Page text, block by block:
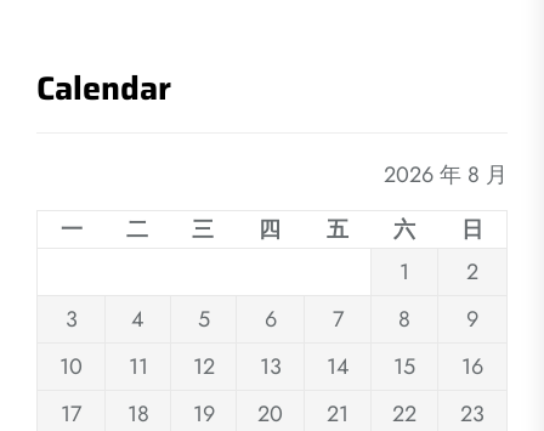
Calendar
2026 年 8 月
一
二 三 四 五 六
日
1
2
3
4 5 6 7 8
9
10
11 12 13 14 15
16
17
18 19 20 21 22
23